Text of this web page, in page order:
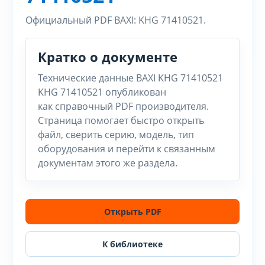
Официальный PDF BAXI: KHG 71410521.
Кратко о документе
Технические данные BAXI KHG 71410521
KHG 71410521 опубликован
как справочный PDF производителя.
Страница помогает быстро открыть
файл, сверить серию, модель, тип
оборудования и перейти к связанным
документам этого же раздела.
Открыть PDF
К библиотеке